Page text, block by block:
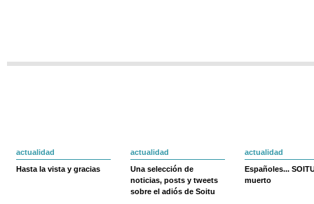
actualidad
Hasta la vista y gracias
actualidad
Una selección de
noticias, posts y tweets
sobre el adiós de Soitu
actualidad
Españoles...
muerto